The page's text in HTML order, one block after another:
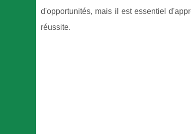
d'opportunités, mais il est essentiel
réussite.